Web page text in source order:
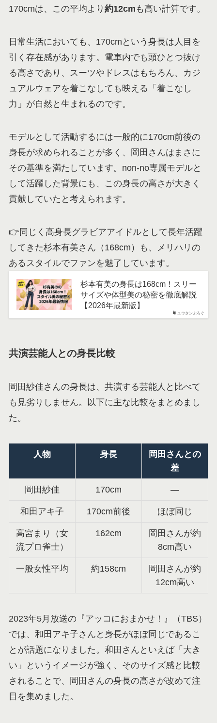
170cmは、この平均より 約12cm も高い計算です。
日常生活においても、170cmという身長は人目を
引く存在感があります。電車内でも頭ひとつ抜け
る高さであり、スーツやドレスはもちろん、カジ
ュアルウェアを着こなしても映える「着こなし
力」が自然と生まれるのです。
モデルとして活動するには一般的に170cm前後の
身長が求められることが多く、岡田さんはまさに
その基準を満たしています。non-no専属モデルと
して活躍した背景にも、この身長の高さが大きく
貢献していたと考えられます。
👉同じく高身長グラビアアイドルとして長年活躍
してきた杉本有美さん（168cm）も、メリハリの
あるスタイルでファンを魅了しています。
ユウタンぶろぐ
杉本有美の身長は168cm！スリー
サイズや体型美の秘密を徹底解説
【2026年最新版】
共演芸能人との身長比較
岡田紗佳さんの身長は、共演する芸能人と比べて
も見劣りしません。以下に主な比較をまとめまし
た。
人物 身長
岡田さんとの
差
岡田紗佳 170cm ―
和田アキ子 170cm前後 ほぼ同じ
高宮まり（女
流プロ雀士）
162cm
岡田さんが約
8cm高い
一般女性平均 約158cm
岡田さんが約
12cm高い
2023年5月放送の『アッコにおまかせ！』（TBS）
では、和田アキ子さんと身長がほぼ同じであるこ
とが話題になりました。和田さんといえば「大き
い」というイメージが強く、そのサイズ感と比較
されることで、岡田さんの身長の高さが改めて注
目を集めました。